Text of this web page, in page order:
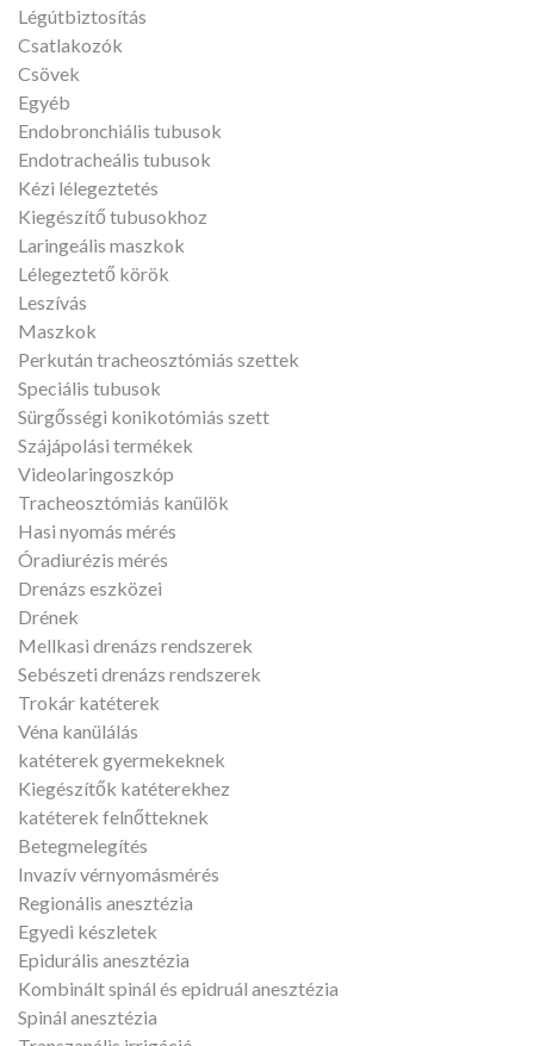
Légútbiztosítás
Csatlakozók
Csövek
Egyéb
Endobronchiális tubusok
Endotracheális tubusok
Kézi lélegeztetés
Kiegészítő tubusokhoz
Laringeális maszkok
Lélegeztető körök
Leszívás
Maszkok
Perkután tracheosztómiás szettek
Speciális tubusok
Sürgősségi konikotómiás szett
Szájápolási termékek
Videolaringoszkóp
Tracheosztómiás kanülök
Hasi nyomás mérés
Óradiurézis mérés
Drenázs eszközei
Drének
Mellkasi drenázs rendszerek
Sebészeti drenázs rendszerek
Trokár katéterek
Véna kanülálás
katéterek gyermekeknek
Kiegészítők katéterekhez
katéterek felnőtteknek
Betegmelegítés
Invazív vérnyomásmérés
Regionális anesztézia
Egyedi készletek
Epidurális anesztézia
Kombinált spinál és epidruál anesztézia
Spinál anesztézia